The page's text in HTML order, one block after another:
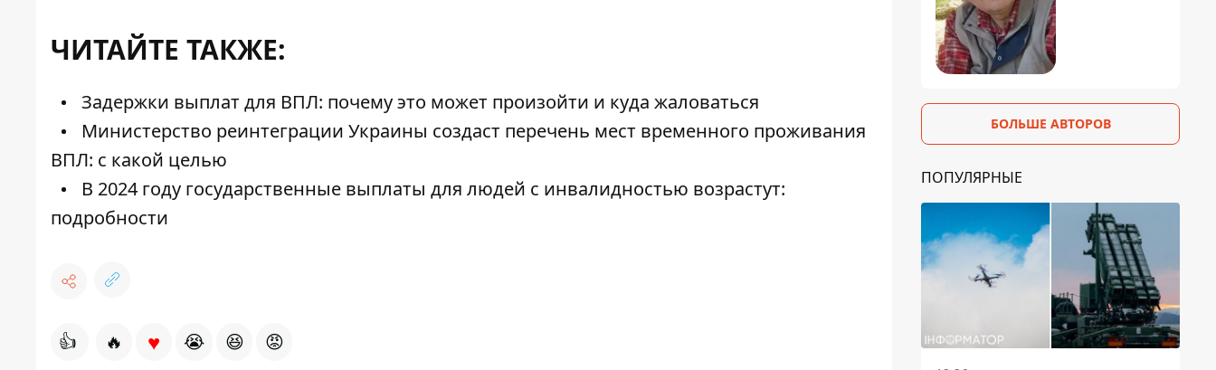
ЧИТАЙТЕ ТАКЖЕ:
Задержки выплат для ВПЛ: почему это может произойти и куда жаловаться
Министерство реинтеграции Украины создаст перечень мест временного проживания
ВПЛ: с какой целью
В 2024 году государственные выплаты для людей с инвалидностью возрастут:
подробности
👍 🔥 ♥ 😭 😆 😡
БОЛЬШЕ АВТОРОВ
ПОПУЛЯРНЫЕ